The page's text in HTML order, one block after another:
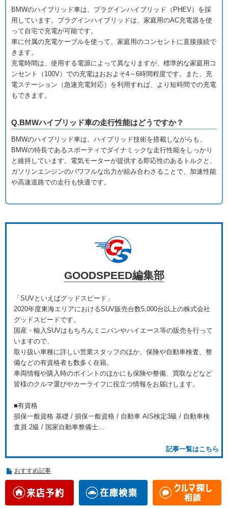
BMWのハイブリッド車は、プラグインハイブリッド（PHEV）を採
用しています。プラグインハイブリッドは、家庭用のAC充電器を使
って自宅で充電が可能です。
車に付属の充電ケーブルを使って、家庭用のコンセントに直接接続で
きます。
充電時間は、使用する電源によって異なりますが、標準的な家庭用コ
ンセント（100V）での充電はおおよそ4～6時間程度です。また、充
電ステーション（急速充電対応）を利用すれば、より短時間での充電
もできます。
Q.BMWハイブリッド車の走行性能はどうですか？
BMWのハイブリッド車は、ハイブリッド技術を搭載しながらも、
BMWの特長であるスポーティでダイナミックな走行性能をしっかり
と維持しています。電気モーターが提供する即応性のあるトルクと、
ガソリンエンジンのパワフルな出力が組み合わさることで、加速性能
や高速道路での走行も快適です。
GOODSPEED編集部
「SUVといえばグッドスピード」
2020年度東海エリアにおけるSUV販売台数5,000台以上の株式会社
グッドスピードです。
国産・輸入SUVはもちろんミニバンやハイエース等の販売を行って
いますので、
取り扱い車種に詳しい営業スタッフのほか、保険や自動車検査、整
備などの有資格者も数多く在籍。
車両情報や購入時のポイントのほかにも保険や整備、買取などなど
皆様のクルマ選びやカーライフに役立つ情報をお届けします。
■有資格
損保一般資格 基礎 / 損保一般資格 / 自動車 AIS検定3級 / 自動車検
査員 2級 / 国家自動車整備士...
記事一覧はこちら
おすすめ記事